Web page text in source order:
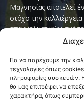
Για να παρέχουμε την
τεχνολογίες όπως
πληροφορίες συσκευών. Η
θα μας επιτρέψει να
χαρακτήρα, όπως
Μαγνησίας αποτελεί
στόχο την
επαγγελματικών
παγκόσμιο σύνθημα
Contact us: